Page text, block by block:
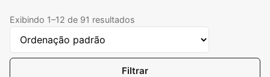
Exibindo 1–12 de 91 resultados
Filtrar